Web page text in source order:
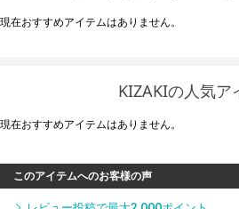
現在おすすめアイテムはありません。
KIZAKIの人気ア
現在おすすめアイテムはありません。
このアイテムへのお客様の声